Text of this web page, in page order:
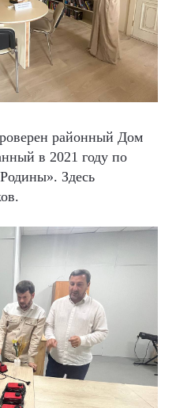
районный Дом
в 2021 году по
Здесь